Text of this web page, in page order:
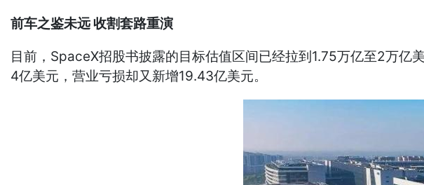
前车之鉴未远 收割套路重演
目前，SpaceX招股书披露的目标估值区间已经拉到1.75万亿至2万
4亿美元，营业亏损却又新增19.43亿美元。